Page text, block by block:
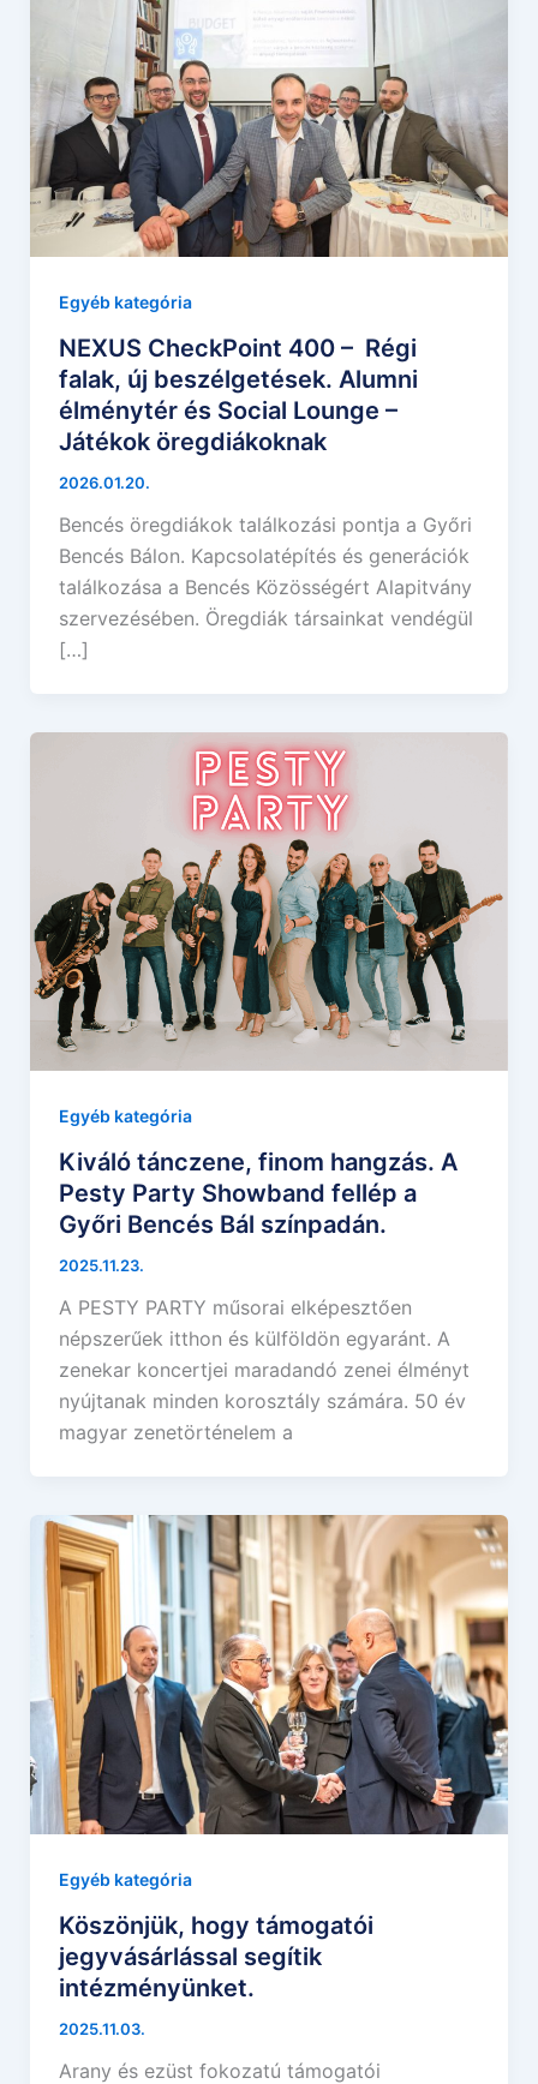
Egyéb kategória
NEXUS CheckPoint 400 – Régi
falak, új beszélgetések. Alumni
élménytér és Social Lounge –
Játékok öregdiákoknak
2026.01.20.
Bencés öregdiákok találkozási pontja a Győri
Bencés Bálon. Kapcsolatépítés és generációk
találkozása a Bencés Közösségért Alapitvány
szervezésében. Öregdiák társainkat vendégül
[…]
Egyéb kategória
Kiváló tánczene, finom hangzás. A
Pesty Party Showband fellép a
Győri Bencés Bál színpadán.
2025.11.23.
A PESTY PARTY műsorai elképesztően
népszerűek itthon és külföldön egyaránt. A
zenekar koncertjei maradandó zenei élményt
nyújtanak minden korosztály számára. 50 év
magyar zenetörténelem a
Egyéb kategória
Köszönjük, hogy támogatói
jegyvásárlással segítik
intézményünket.
2025.11.03.
Arany és ezüst fokozatú támogatói